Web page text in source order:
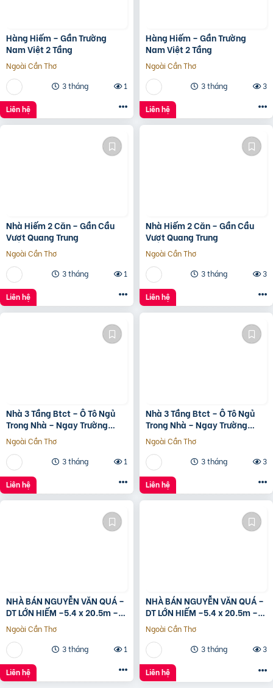
Hàng Hiếm – Gần Trường
Nam Việt 2 Tầng
Ngoài Cần Thơ
3 tháng
1
Liên hệ
Hàng Hiếm – Gần Trường
Nam Việt 2 Tầng
Ngoài Cần Thơ
3 tháng
3
Liên hệ
Nhà Hiếm 2 Căn – Gần Cầu
Vượt Quang Trung
Ngoài Cần Thơ
3 tháng
1
Liên hệ
Nhà Hiếm 2 Căn – Gần Cầu
Vượt Quang Trung
Ngoài Cần Thơ
3 tháng
3
Liên hệ
Nhà 3 Tầng Btct – Ô Tô Ngủ
Trong Nhà – Ngay Trường
Chinh
Ngoài Cần Thơ
3 tháng
1
Liên hệ
Nhà 3 Tầng Btct – Ô Tô Ngủ
Trong Nhà – Ngay Trường
Chinh
Ngoài Cần Thơ
3 tháng
3
Liên hệ
NHÀ BÁN NGUYỄN VĂN QUÁ –
DT LỚN HIẾM –5.4 x 20.5m –
GIÁ TỐT
Ngoài Cần Thơ
3 tháng
1
Liên hệ
NHÀ BÁN NGUYỄN VĂN QUÁ –
DT LỚN HIẾM –5.4 x 20.5m –
GIÁ TỐT
Ngoài Cần Thơ
3 tháng
3
Liên hệ